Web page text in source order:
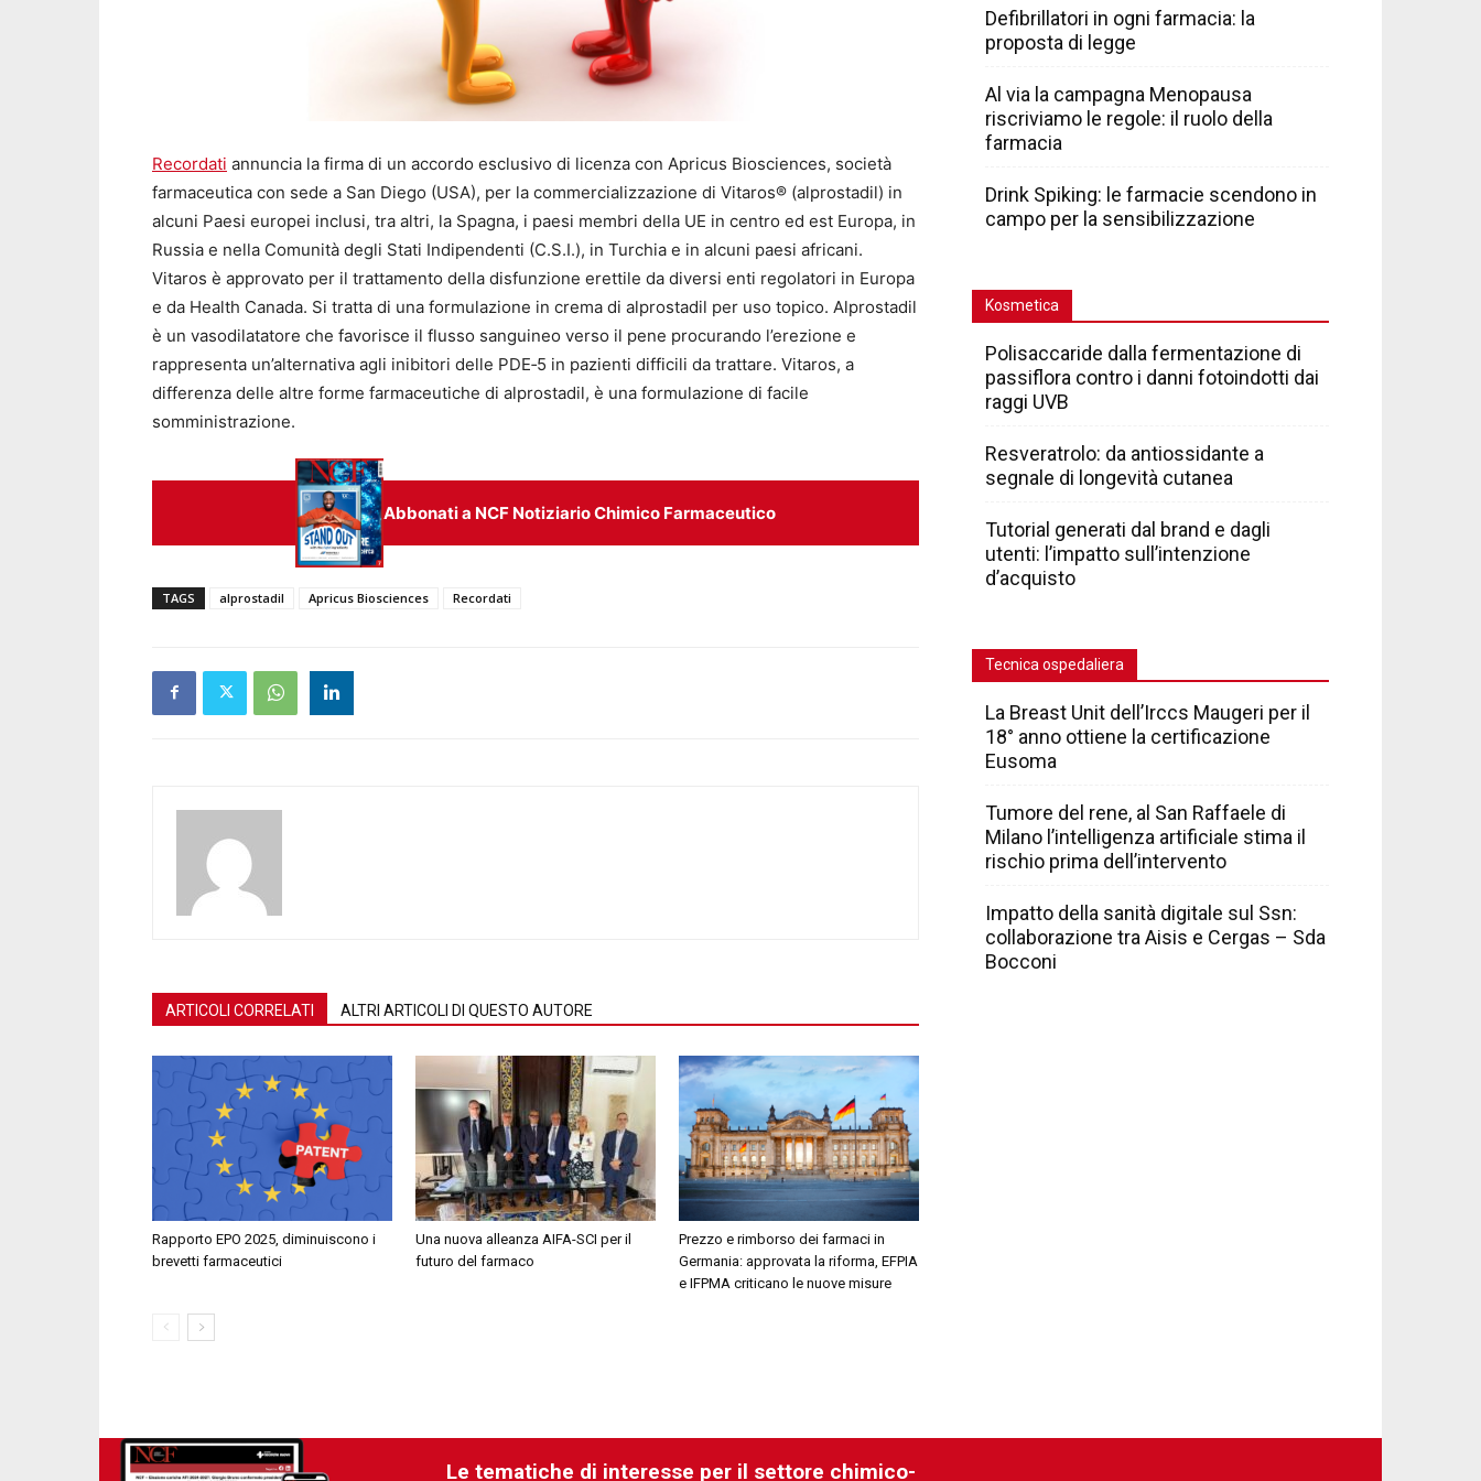
Recordati annuncia la firma di un accordo esclusivo di licenza con Apricus Biosciences, società
farmaceutica con sede a San Diego (USA), per la commercializzazione di Vitaros® (alprostadil) in
alcuni Paesi europei inclusi, tra altri, la Spagna, i paesi membri della UE in centro ed est Europa, in
Russia e nella Comunità degli Stati Indipendenti (C.S.I.), in Turchia e in alcuni paesi africani.
Vitaros è approvato per il trattamento della disfunzione erettile da diversi enti regolatori in Europa
e da Health Canada. Si tratta di una formulazione in crema di alprostadil per uso topico. Alprostadil
è un vasodilatatore che favorisce il flusso sanguineo verso il pene procurando l’erezione e
rappresenta un’alternativa agli inibitori delle PDE‐5 in pazienti difficili da trattare. Vitaros, a
differenza delle altre forme farmaceutiche di alprostadil, è una formulazione di facile
somministrazione.
Abbonati a NCF Notiziario Chimico Farmaceutico
TAGS alprostadil Apricus Biosciences Recordati
ARTICOLI CORRELATI ALTRI ARTICOLI DI QUESTO AUTORE
Rapporto EPO 2025, diminuiscono i
brevetti farmaceutici
Una nuova alleanza AIFA-SCI per il
futuro del farmaco
Prezzo e rimborso dei farmaci in
Germania: approvata la riforma, EFPIA
e IFPMA criticano le nuove misure
Defibrillatori in ogni farmacia: la
proposta di legge
Al via la campagna Menopausa
riscriviamo le regole: il ruolo della
farmacia
Drink Spiking: le farmacie scendono in
campo per la sensibilizzazione
Kosmetica
Polisaccaride dalla fermentazione di
passiflora contro i danni fotoindotti dai
raggi UVB
Resveratrolo: da antiossidante a
segnale di longevità cutanea
Tutorial generati dal brand e dagli
utenti: l’impatto sull’intenzione
d’acquisto
Tecnica ospedaliera
La Breast Unit dell’Irccs Maugeri per il
18° anno ottiene la certificazione
Eusoma
Tumore del rene, al San Raffaele di
Milano l’intelligenza artificiale stima il
rischio prima dell’intervento
Impatto della sanità digitale sul Ssn:
collaborazione tra Aisis e Cergas – Sda
Bocconi
Le tematiche di interesse per il settore chimico-